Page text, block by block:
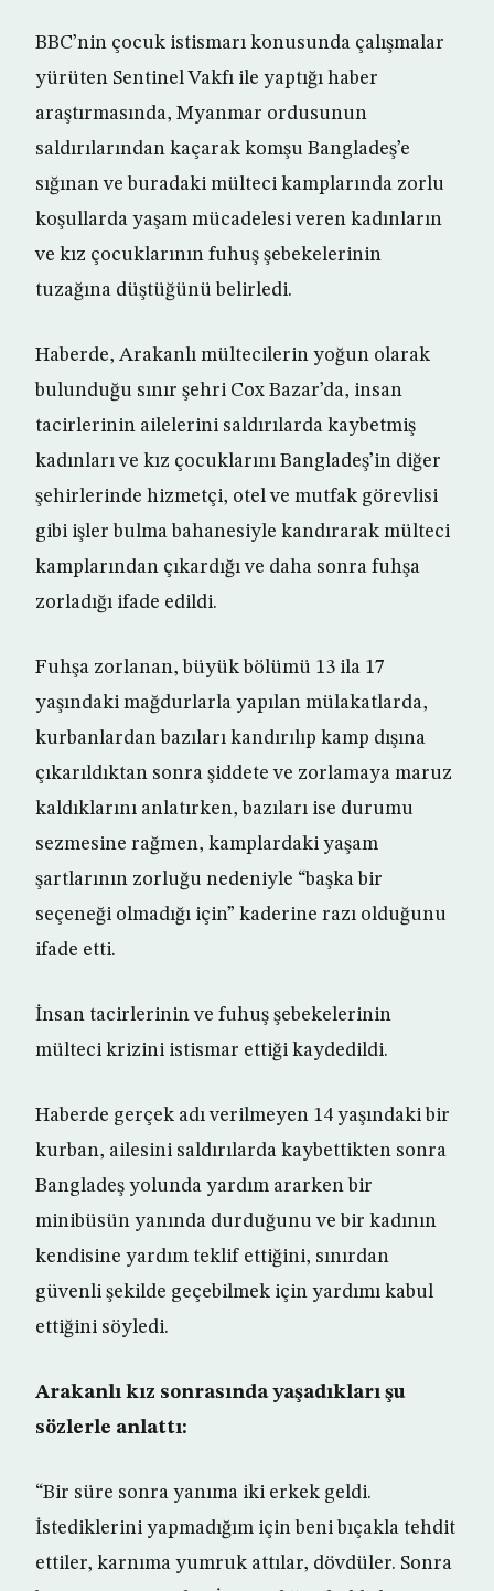
BBC’nin çocuk istismarı konusunda çalışmalar
yürüten Sentinel Vakfı ile yaptığı haber
araştırmasında, Myanmar ordusunun
saldırılarından kaçarak komşu Bangladeş’e
sığınan ve buradaki mülteci kamplarında zorlu
koşullarda yaşam mücadelesi veren kadınların
ve kız çocuklarının fuhuş şebekelerinin
tuzağına düştüğünü belirledi.
Haberde, Arakanlı mültecilerin yoğun olarak
bulunduğu sınır şehri Cox Bazar’da, insan
tacirlerinin ailelerini saldırılarda kaybetmiş
kadınları ve kız çocuklarını Bangladeş’in diğer
şehirlerinde hizmetçi, otel ve mutfak görevlisi
gibi işler bulma bahanesiyle kandırarak mülteci
kamplarından çıkardığı ve daha sonra fuhşa
zorladığı ifade edildi.
Fuhşa zorlanan, büyük bölümü 13 ila 17
yaşındaki mağdurlarla yapılan mülakatlarda,
kurbanlardan bazıları kandırılıp kamp dışına
çıkarıldıktan sonra şiddete ve zorlamaya maruz
kaldıklarını anlatırken, bazıları ise durumu
sezmesine rağmen, kamplardaki yaşam
şartlarının zorluğu nedeniyle “başka bir
seçeneği olmadığı için” kaderine razı olduğunu
ifade etti.
İnsan tacirlerinin ve fuhuş şebekelerinin
mülteci krizini istismar ettiği kaydedildi.
Haberde gerçek adı verilmeyen 14 yaşındaki bir
kurban, ailesini saldırılarda kaybettikten sonra
Bangladeş yolunda yardım ararken bir
minibüsün yanında durduğunu ve bir kadının
kendisine yardım teklif ettiğini, sınırdan
güvenli şekilde geçebilmek için yardımı kabul
ettiğini söyledi.
Arakanlı kız sonrasında yaşadıkları şu
sözlerle anlattı:
“Bir süre sonra yanıma iki erkek geldi.
İstediklerini yapmadığım için beni bıçakla tehdit
ettiler, karnıma yumruk attılar, dövdüler. Sonra